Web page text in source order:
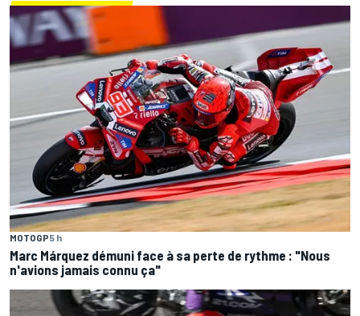
MOTOGP5 h
Marc Márquez démuni face à sa perte de rythme : "Nous
n'avions jamais connu ça"